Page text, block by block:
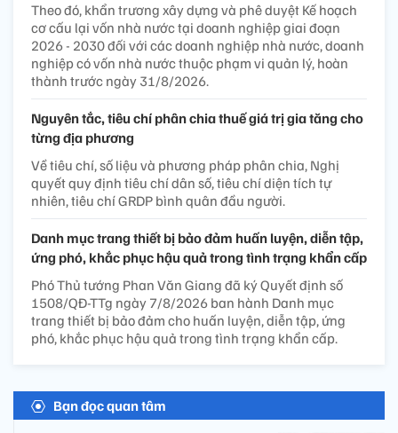
Theo đó, khẩn trương xây dựng và phê duyệt Kế hoạch
cơ cấu lại vốn nhà nước tại doanh nghiệp giai đoạn
2026 - 2030 đối với các doanh nghiệp nhà nước, doanh
nghiệp có vốn nhà nước thuộc phạm vi quản lý, hoàn
thành trước ngày 31/8/2026.
Nguyên tắc, tiêu chí phân chia thuế giá trị gia tăng cho
từng địa phương
Về tiêu chí, số liệu và phương pháp phân chia, Nghị
quyết quy định tiêu chí dân số, tiêu chí diện tích tự
nhiên, tiêu chí GRDP bình quân đầu người.
Danh mục trang thiết bị bảo đảm huấn luyện, diễn tập,
ứng phó, khắc phục hậu quả trong tình trạng khẩn cấp
Phó Thủ tướng Phan Văn Giang đã ký Quyết định số
1508/QĐ-TTg ngày 7/8/2026 ban hành Danh mục
trang thiết bị bảo đảm cho huấn luyện, diễn tập, ứng
phó, khắc phục hậu quả trong tình trạng khẩn cấp.
Bạn đọc quan tâm